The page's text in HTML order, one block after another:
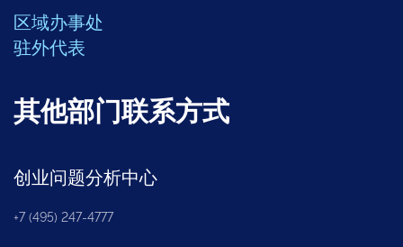
区域办事处
驻外代表
其他部门联系方式
创业问题分析中心
+7 (495) 247-4777